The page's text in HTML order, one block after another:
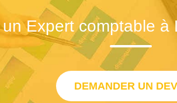
Expert comptable à
DEMANDER UN